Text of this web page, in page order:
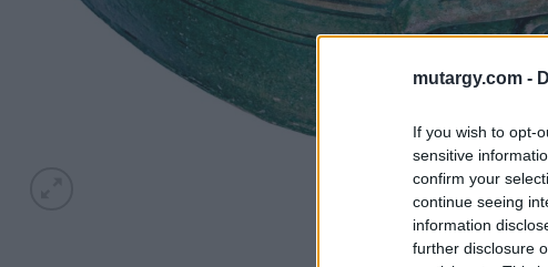
mutargy.com -
If you wish to opt-
sensitive
confirm your
continue seeing
information
further disclosure